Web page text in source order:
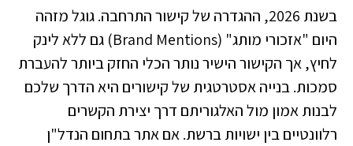
בשנת 2026, ההגדרה של קישור התרחבה. גוגל מזהה
היום "אזכורי מותג" (Brand Mentions) גם ללא לינק
לחיץ, אך הקישור הישיר נותר הכלי החזק ביותר להעברת
סמכות. בנייה אסטרטגית של קישורים היא הדרך שלכם
לבנות אמון מול האלגוריתם דרך יצירת הקשרים
רלוונטיים בין ישויות ברשת. אם אתר בתחום הנדל"ן